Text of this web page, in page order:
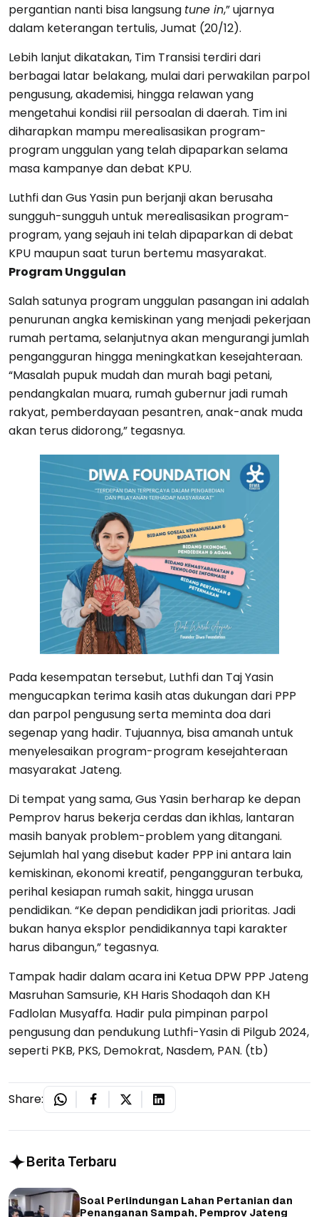
pergantian nanti bisa langsung tune in,” ujarnya
dalam keterangan tertulis, Jumat (20/12).
Lebih lanjut dikatakan, Tim Transisi terdiri dari
berbagai latar belakang, mulai dari perwakilan parpol
pengusung, akademisi, hingga relawan yang
mengetahui kondisi riil persoalan di daerah. Tim ini
diharapkan mampu merealisasikan program-
program unggulan yang telah dipaparkan selama
masa kampanye dan debat KPU.
Luthfi dan Gus Yasin pun berjanji akan berusaha
sungguh-sungguh untuk merealisasikan program-
program, yang sejauh ini telah dipaparkan di debat
KPU maupun saat turun bertemu masyarakat.
Program Unggulan
Salah satunya program unggulan pasangan ini adalah
penurunan angka kemiskinan yang menjadi pekerjaan
rumah pertama, selanjutnya akan mengurangi jumlah
pengangguran hingga meningkatkan kesejahteraan.
“Masalah pupuk mudah dan murah bagi petani,
pendangkalan muara, rumah gubernur jadi rumah
rakyat, pemberdayaan pesantren, anak-anak muda
akan terus didorong,” tegasnya.
Pada kesempatan tersebut, Luthfi dan Taj Yasin
mengucapkan terima kasih atas dukungan dari PPP
dan parpol pengusung serta meminta doa dari
segenap yang hadir. Tujuannya, bisa amanah untuk
menyelesaikan program-program kesejahteraan
masyarakat Jateng.
Di tempat yang sama, Gus Yasin berharap ke depan
Pemprov harus bekerja cerdas dan ikhlas, lantaran
masih banyak problem-problem yang ditangani.
Sejumlah hal yang disebut kader PPP ini antara lain
kemiskinan, ekonomi kreatif, pengangguran terbuka,
perihal kesiapan rumah sakit, hingga urusan
pendidikan. “Ke depan pendidikan jadi prioritas. Jadi
bukan hanya eksplor pendidikannya tapi karakter
harus dibangun,” tegasnya.
Tampak hadir dalam acara ini Ketua DPW PPP Jateng
Masruhan Samsurie, KH Haris Shodaqoh dan KH
Fadlolan Musyaffa. Hadir pula pimpinan parpol
pengusung dan pendukung Luthfi-Yasin di Pilgub 2024,
seperti PKB, PKS, Demokrat, Nasdem, PAN. (tb)
Share:
Berita Terbaru
Soal Perlindungan Lahan Pertanian dan
Penanganan Sampah, Pemprov Jateng